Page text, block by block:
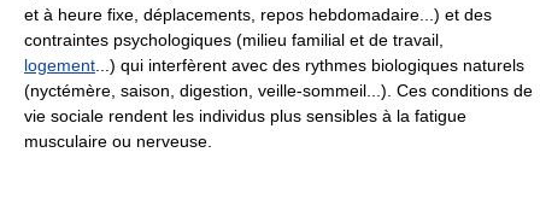
et à heure fixe, déplacements, repos hebdomadaire...) et des
contraintes psychologiques (milieu familial et de travail,
logement ...) qui interfèrent avec des rythmes biologiques naturels
(nyctémère, saison, digestion, veille-sommeil...). Ces conditions de
vie sociale rendent les individus plus sensibles à la fatigue
musculaire ou nerveuse.